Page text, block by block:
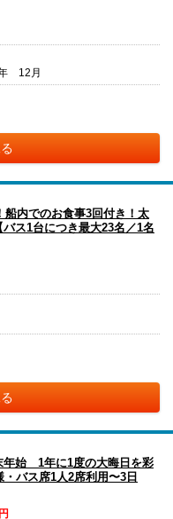
12月
船内でのお食事3回付き！太
ス1台につき最大23名／1名
年始 1年に1度の大晦日を彩
バス席1人2席利用〜3日